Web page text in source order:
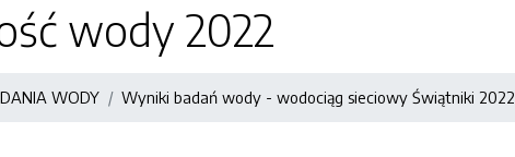
wody 2022
WODY Wyniki badań wody - wodociąg sieciowy Świątniki 2022